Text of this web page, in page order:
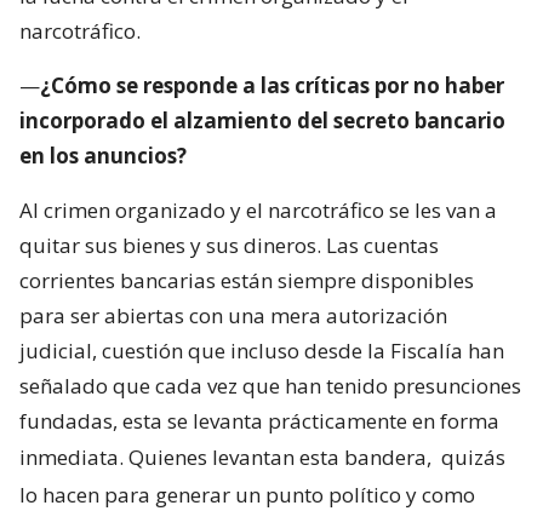
narcotráfico.
—¿Cómo se responde a las críticas por no haber
incorporado el alzamiento del secreto bancario
en los anuncios?
Al crimen organizado y el narcotráfico se les van a
quitar sus bienes y sus dineros. Las cuentas
corrientes bancarias están siempre disponibles
para ser abiertas con una mera autorización
judicial, cuestión que incluso desde la Fiscalía han
señalado que cada vez que han tenido presunciones
fundadas, esta se levanta prácticamente en forma
inmediata. Quienes levantan esta bandera, quizás
lo hacen para generar un punto político y como